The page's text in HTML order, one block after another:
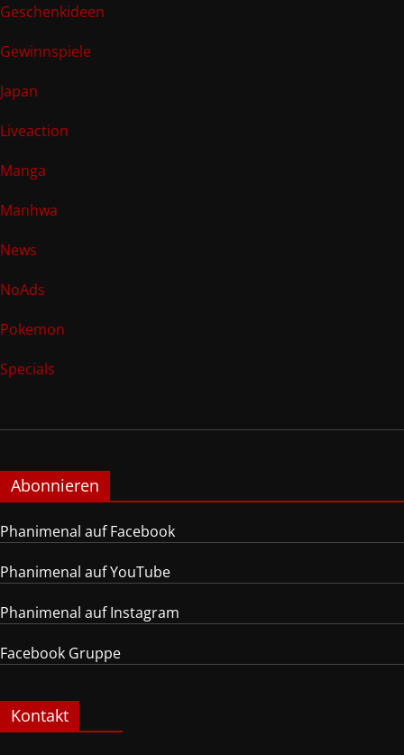
Geschenkideen
Gewinnspiele
Japan
Liveaction
Manga
Manhwa
News
NoAds
Pokemon
Specials
Abonnieren
Phanimenal auf Facebook
Phanimenal auf YouTube
Phanimenal auf Instagram
Facebook Gruppe
Kontakt